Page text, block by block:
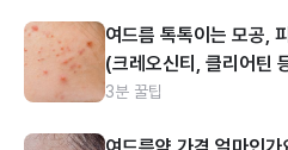
여드름 톡톡이는 모공,
(크레오신티, 클리어틴
3분 꿀팁